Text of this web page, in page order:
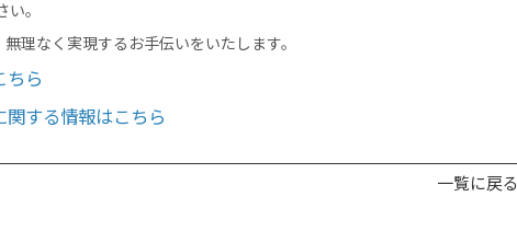
い。
理なく実現するお手伝いをいたします。
ちら
する情報はこちら
一覧に戻る